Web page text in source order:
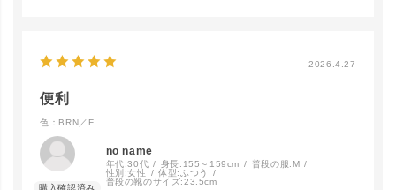
カラー/サイズ
L.GY／F
在庫なし
2026.4.27
便利
色：BRN／F
no name
年代:30代 身長: 155～159cm 普段の服: M
性別:女性 体型: ふつう
普段の靴のサイズ:23.5cm